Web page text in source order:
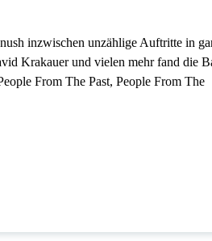
inzwischen unzählige Auftritte in
Krakauer und vielen mehr fand die
From The Past, People From The